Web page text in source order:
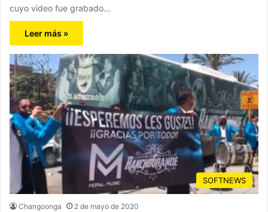
cuyo video fue grabado…
Leer más »
SOFTNEWS
Changoonga 2 de mayo de 2020